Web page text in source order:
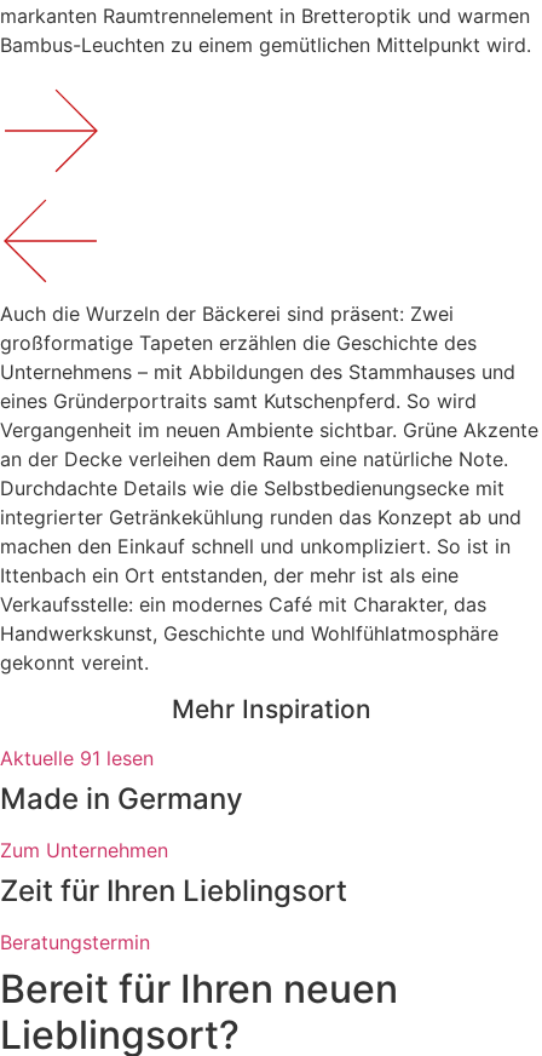
markanten Raumtrennelement in Bretteroptik und warmen
Bambus-Leuchten zu einem gemütlichen Mittelpunkt wird.
Auch die Wurzeln der Bäckerei sind präsent: Zwei
großformatige Tapeten erzählen die Geschichte des
Unternehmens – mit Abbildungen des Stammhauses und
eines Gründerportraits samt Kutschenpferd. So wird
Vergangenheit im neuen Ambiente sichtbar. Grüne Akzente
an der Decke verleihen dem Raum eine natürliche Note.
Durchdachte Details wie die Selbstbedienungsecke mit
integrierter Getränkekühlung runden das Konzept ab und
machen den Einkauf schnell und unkompliziert. So ist in
Ittenbach ein Ort entstanden, der mehr ist als eine
Verkaufsstelle: ein modernes Café mit Charakter, das
Handwerkskunst, Geschichte und Wohlfühlatmosphäre
gekonnt vereint.
Mehr Inspiration
Aktuelle 91 lesen
Made in Germany
Zum Unternehmen
Zeit für Ihren Lieblingsort
Beratungstermin
Bereit für Ihren neuen
Lieblingsort?